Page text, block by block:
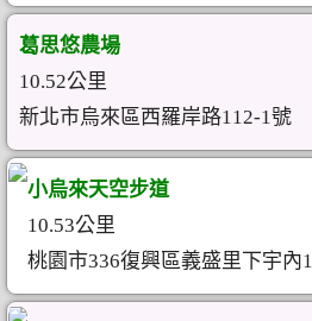
葛思悠農場
10.52公里
新北市烏來區西羅岸路112-1號
小烏來天空步道
10.53公里
桃園市336復興區義盛里下宇內